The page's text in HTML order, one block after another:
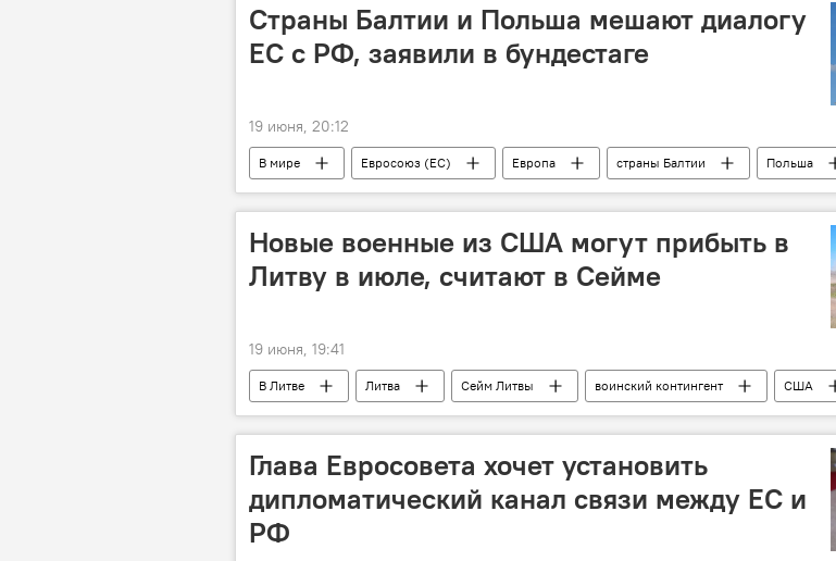
Страны Балтии и Польша мешают диалогу
ЕС с РФ, заявили в бундестаге
19 июня, 20:12
В мире Евросоюз (ЕС) Европа страны Балтии
Польша
переговоры
Политика Россия Общество
Новые военные из США могут прибыть в
Литву в июле, считают в Сейме
19 июня, 19:41
В Литве Литва Сейм Литвы воинский контингент
США
ВС США
армия США Лауринас Касчюнас Политика
Глава Евросовета хочет установить
дипломатический канал связи между ЕС и
РФ